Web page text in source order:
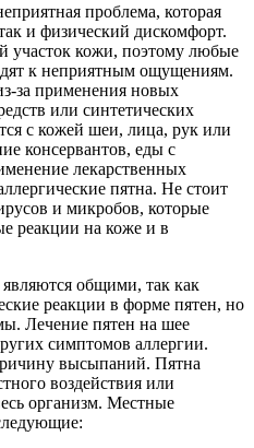
проблема, которая
и физический дискомфорт.
участок кожи, поэтому любые
к неприятным ощущениям.
за применения новых
или синтетических
с кожей шеи, лица, рук или
консервантов, еды с
лекарственных
пятна. Не стоит
и микробов, которые
реакции на коже и в
общими, так как
реакции в форме пятен, но
Лечение пятен на шее
симптомов аллергии.
высыпаний. Пятна
воздействия или
организм. Местные